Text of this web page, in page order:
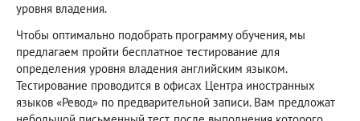
уровня владения.
Чтобы оптимально подобрать программу обучения, мы
предлагаем пройти бесплатное тестирование для
определения уровня владения английским языком.
Тестирование проводится в офисах Центра иностранных
языков «Ревод» по предварительной записи. Вам предложат